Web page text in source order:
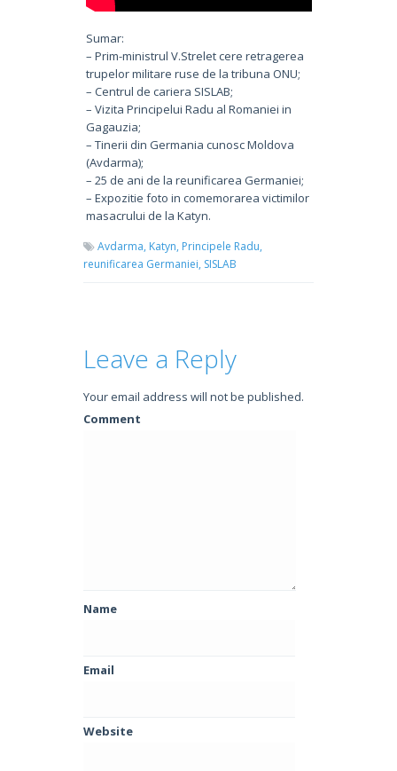
Sumar:
– Prim-ministrul V.Strelet cere retragerea
trupelor militare ruse de la tribuna ONU;
– Centrul de cariera SISLAB;
– Vizita Principelui Radu al Romaniei in
Gagauzia;
– Tinerii din Germania cunosc Moldova
(Avdarma);
– 25 de ani de la reunificarea Germaniei;
– Expozitie foto in comemorarea victimilor
masacrului de la Katyn.
Avdarma, Katyn, Principele Radu,
reunificarea Germaniei, SISLAB
Leave a Reply
Your email address will not be published.
Comment
Name
Email
Website